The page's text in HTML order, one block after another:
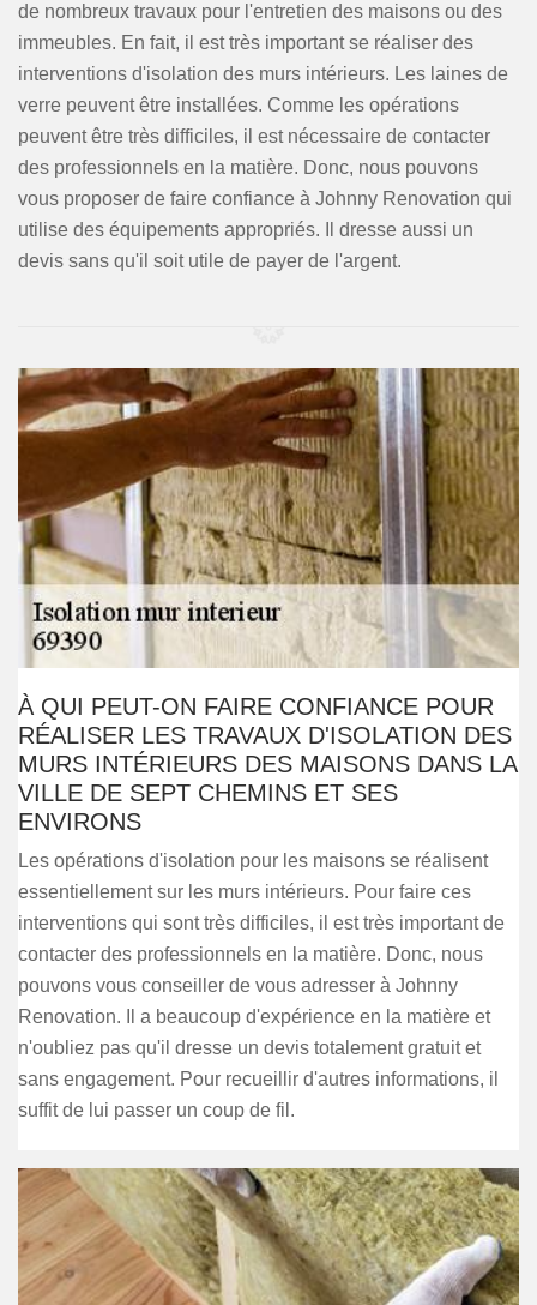
de nombreux travaux pour l'entretien des maisons ou des
immeubles. En fait, il est très important se réaliser des
interventions d'isolation des murs intérieurs. Les laines de
verre peuvent être installées. Comme les opérations
peuvent être très difficiles, il est nécessaire de contacter
des professionnels en la matière. Donc, nous pouvons
vous proposer de faire confiance à Johnny Renovation qui
utilise des équipements appropriés. Il dresse aussi un
devis sans qu'il soit utile de payer de l'argent.
À QUI PEUT-ON FAIRE CONFIANCE POUR
RÉALISER LES TRAVAUX D'ISOLATION DES
MURS INTÉRIEURS DES MAISONS DANS LA
VILLE DE SEPT CHEMINS ET SES
ENVIRONS
Les opérations d'isolation pour les maisons se réalisent
essentiellement sur les murs intérieurs. Pour faire ces
interventions qui sont très difficiles, il est très important de
contacter des professionnels en la matière. Donc, nous
pouvons vous conseiller de vous adresser à Johnny
Renovation. Il a beaucoup d'expérience en la matière et
n'oubliez pas qu'il dresse un devis totalement gratuit et
sans engagement. Pour recueillir d'autres informations, il
suffit de lui passer un coup de fil.